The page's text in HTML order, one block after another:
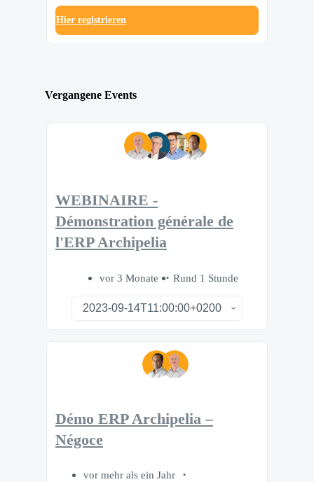
Hier registrieren
Vergangene Events
WEBINAIRE -
Démonstration générale de
l'ERP Archipelia
vor 3 Monate Rund 1 Stunde
Démo ERP Archipelia –
Négoce
vor mehr als ein Jahr